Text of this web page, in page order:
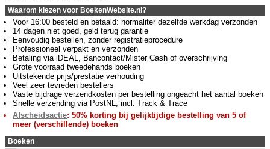
Waarom kiezen voor BoekenWebsite.nl?
Voor 16:00 besteld en betaald: normaliter dezelfde werkdag verzonden
14 dagen niet goed, geld terug garantie
Eenvoudig bestellen, zonder registratieprocedure
Professioneel verpakt en verzonden
Betaling via iDEAL, Bancontact/Mister Cash of overschrijving
Grote voorraad tweedehands boeken
Uitstekende prijs/prestatie verhouding
Veel zeer tevreden bestellers
Vaste bijdrage verzendkosten per bestelling ongeacht het aantal boeken
Snelle verzending via PostNL, incl. Track & Trace
Afscheidsactie: 50% korting bij gelijktijdige bestelling van 5 of
meer (verschillende) boeken
Boeken